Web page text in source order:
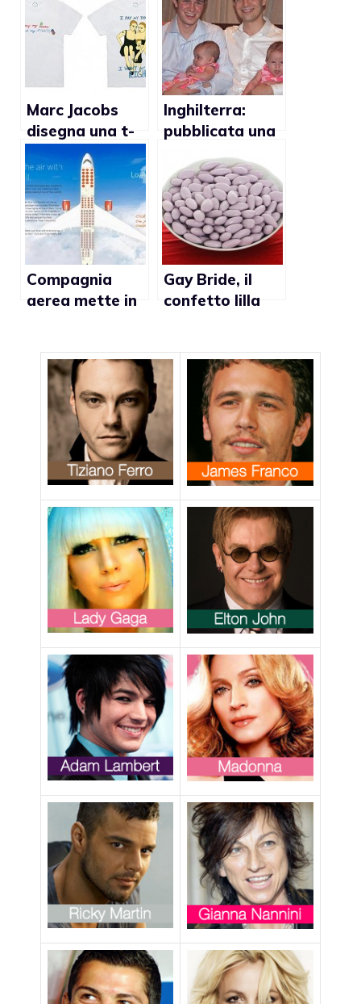
Marc Jacobs
disegna una t-
shirt per i
matrimoni gay
Inghilterra:
pubblicata una
padri gay
Compagnia
aerea mette in
ad alta quota
Gay Bride, il
confetto lilla